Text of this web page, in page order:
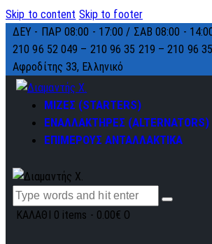
Skip to content Skip to footer
ΔΕΥ - ΠΑΡ 08:00 - 17:00 / ΣΑΒ 08:00 -
210 96 52 049 – 210 96 35 219 –210 96
Αφροδίτης 33, Ελληνικό
ΜΙΖΕΣ (STARTERS)
ΕΝΑΛΛΑΚΤΗΡΕΣ (ALTERNATORS)
ΕΠΙΜΕΡΟΥΣ ΑΝΤΑΛΛΑΚΤΙΚΑ
ΚΑΛΑΘΙ 0 items - 0.00€ 0